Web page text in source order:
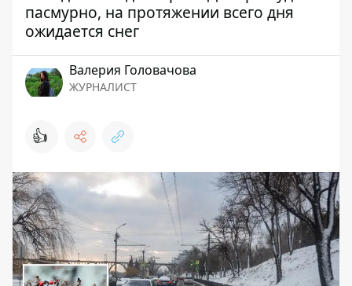
пасмурно, на протяжении всего дня
ожидается снег
Валерия Головачова
ЖУРНАЛИСТ
👍